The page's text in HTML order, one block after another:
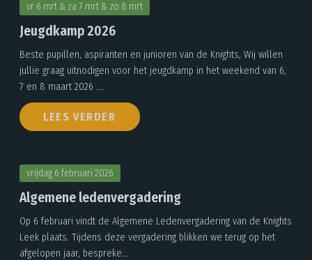
vr 6 mrt & za 7 mrt & zo 8 mrt
Jeugdkamp 2026
Beste pupillen, aspiranten en junioren van de Knights, Wij willen
jullie graag uitnodigen voor het jeugdkamp in het weekend van 6,
7 en 8 maart 2026 ....
LEES VERDER
vrijdag 6 februari 2026
Algemene ledenvergadering
Op 6 februari vindt de Algemene Ledenvergadering van de Knights
Leek plaats. Tijdens deze vergadering blikken we terug op het
afgelopen jaar, bespreke...